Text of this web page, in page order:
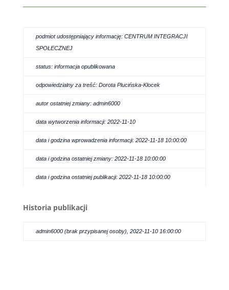
podmiot udostępniający informację: CENTRUM INTEGRACJI
SPOŁECZNEJ
status: informacja opublikowana
odpowiedzialny za treść: Dorota Plucińska-Klocek
autor ostatniej zmiany: admin6000
data wytworzenia informacji: 2022-11-10
data i godzina wprowadzenia informacji: 2022-11-18 10:00:00
data i godzina ostatniej zmiany: 2022-11-18 10:00:00
data i godzina ostatniej publikacji: 2022-11-18 10:00:00
Historia publikacji
admin6000 (brak przypisanej osoby), 2022-11-10 16:00:00